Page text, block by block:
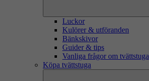
Luckor
Kulörer & utföranden
Bänkskivor
Guider & tips
Vanliga frågor om tvättstuga
Köpa tvättstuga